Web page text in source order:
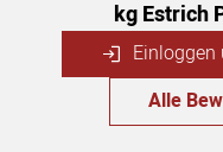
kg Estrich
Einloggen
Alle